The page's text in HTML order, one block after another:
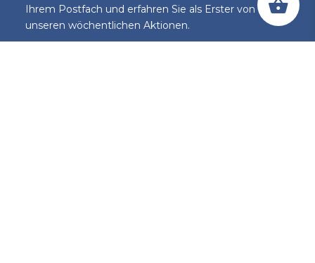
Ihrem Postfach und erfahren Sie als Erster von
unseren wöchentlichen Aktionen.